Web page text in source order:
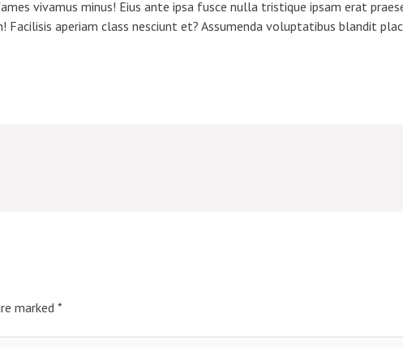
vivamus minus! Eius ante ipsa fusce nulla tristique ipsam erat
Facilisis aperiam class nesciunt et? Assumenda voluptatibus blandit
marked *